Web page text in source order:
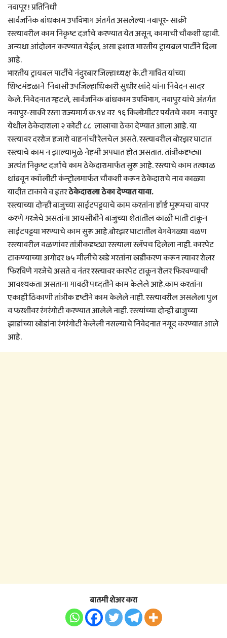
नवापूर ! प्रतिनिधी
सार्वजनिक बांधकाम उपविभाग अंतर्गत असलेल्या नवापूर- साक्री
रस्त्यावरील काम निकृष्ट दर्जाचे करण्यात येत असून, कामाची चौकशी व्हावी.
अन्यथा आंदोलन करण्यात येईल, असा इशारा भारतीय ट्रायबल पार्टीने दिला
आहे.
भारतीय ट्रायबल पार्टीचे नंदुरबार जिल्हाध्यक्ष के.टी गावित यांच्या
शिष्टमंडळाने निवासी उपजिल्हाधिकारी सुधीर खांदे यांना निवेदन सादर
केले. निवेदनात म्हटले, सार्वजनिक बांधकाम उपविभाग, नवापुर यांचे अंतर्गत
नवापुर-साक्री रस्ता राज्यमार्ग क्र.१४ वर १६ किलोमीटर पर्यंतचे काम नवापुर
येथील ठेकेदाराला २ कोटी ८८ लाखाचा ठेका देण्यात आला आहे. या
रस्त्यावर दररोज हजारो वाहनांची रेलचेल असते. रस्त्यावरील बोरझर घाटात
रस्त्याचे काम न झाल्यामुळे नेहमी अपघात होत असतात. तांत्रीकदृष्ट्या
अत्यंत निकृष्ट दर्जाचे काम ठेकेदारामार्फत सुरू आहे. रस्त्याचे काम तत्काळ
थांबवून क्वॉलीटी कंन्ट्रोलमार्फत चौकशी करून ठेकेदाराचे नाव काळ्या
यादीत टाकावे व इतरठेकेदाराला ठेका देण्यात यावा.
रस्त्याच्या दोन्ही बाजुच्या साईटपट्टयाचे काम करतांना हॉर्ड मुरूमचा वापर
करणे गरजेचे असतांना आयसीबीने बाजुच्या शेतातील काळी माती टाकून
साईटपट्टया भरण्याचे काम सुरू आहे.बोरझर घाटातील वेगवेगळ्या वळण
रस्त्यावरील वळणांवर तांत्रीकदृष्ट्या रस्त्याला स्लॅपच दिलेला नाही. कारपेट
टाकण्याच्या अगोदर ७५ मीलीचे खडे भरतांना खडीकरण करून त्यावर रोलर
फिरविणे गरजेचे असते व नंतर रस्त्यावर कारपेट टाकून रोलर फिरवण्याची
आवश्यकता असताना गावठी पध्दतीने काम केलेले आहे.काम करतांना
एकाही ठिकाणी तांत्रीक दृष्टीने काम केलेले नाही. रस्त्यावरील असलेला पुल
व फरशीवर रंगरंगोटी करण्यात आलेले नाही. रस्त्यांच्या दोन्ही बाजुच्या
झाडांच्या खोडांना रंगरंगोटी केलेली नसल्याचे निवेदनात नमूद करण्यात आले
आहे.
बातमी शेअर करा